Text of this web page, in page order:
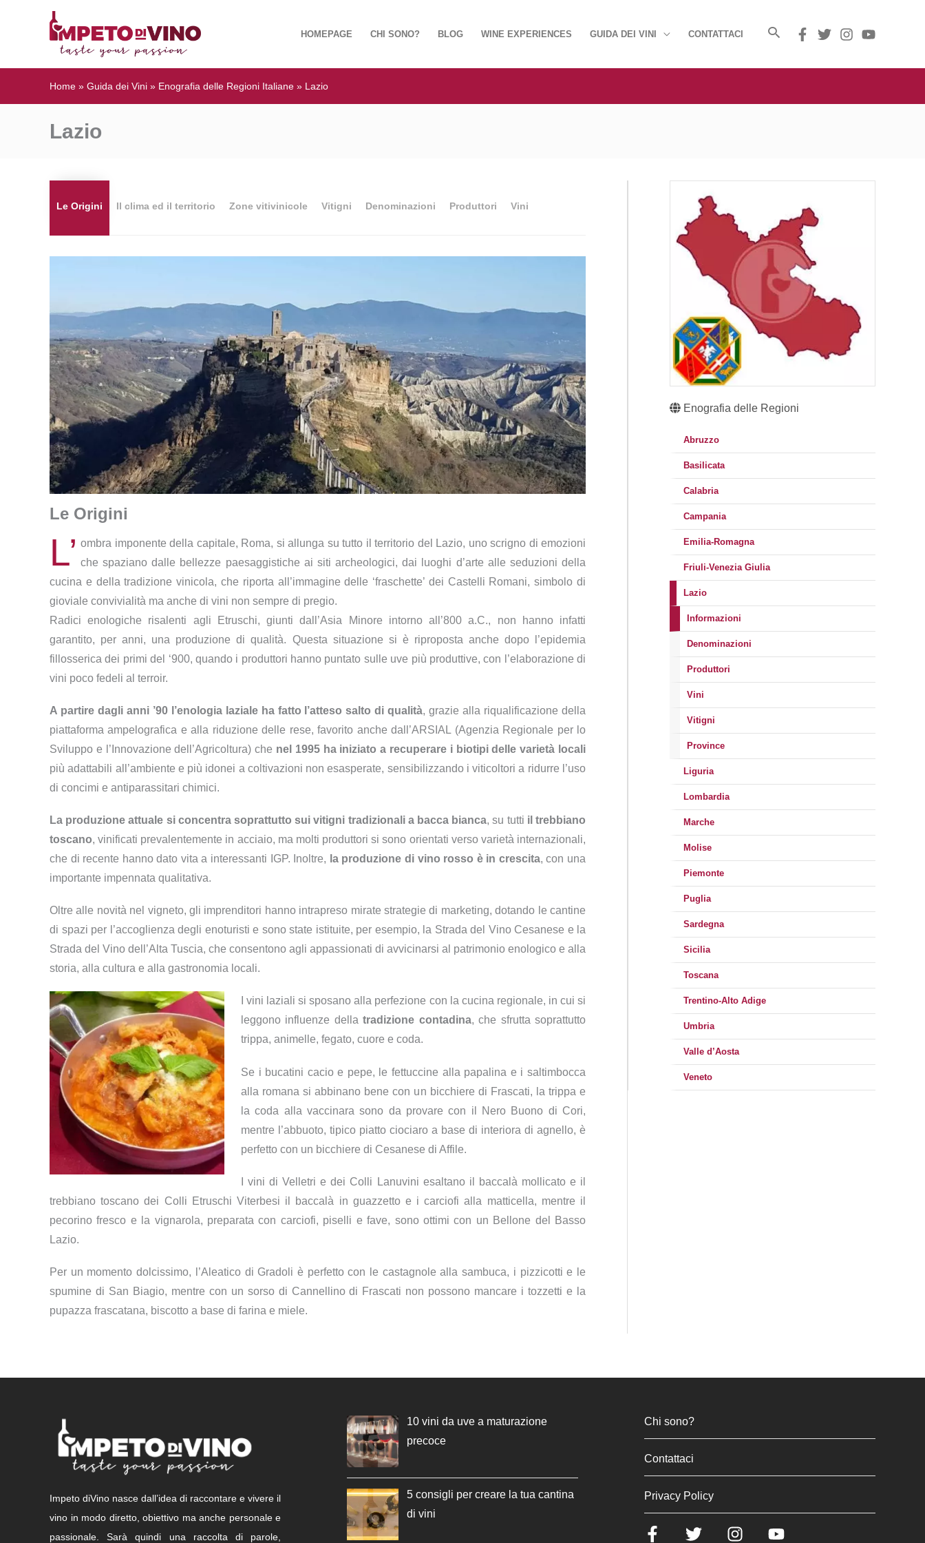
HOMEPAGE CHI SONO? BLOG WINE EXPERIENCES GUIDA DEI VINI CONTATTACI
Home » Guida dei Vini » Enografia delle Regioni Italiane » Lazio
Lazio
Le Origini Il clima ed il territorio Zone vitivinicole Vitigni Denominazioni Produttori Vini
Le Origini
L’ ombra imponente della capitale, Roma, si allunga su tutto il territorio del Lazio, uno scrigno di emozioni
che spaziano dalle bellezze paesaggistiche ai siti archeologici, dai luoghi d’arte alle seduzioni della
cucina e della tradizione vinicola, che riporta all’immagine delle ‘fraschette’ dei Castelli Romani, simbolo di
gioviale convivialità ma anche di vini non sempre di pregio.
Radici enologiche risalenti agli Etruschi, giunti dall’Asia Minore intorno all’800 a.C., non hanno infatti
garantito, per anni, una produzione di qualità. Questa situazione si è riproposta anche dopo l’epidemia
fillosserica dei primi del ‘900, quando i produttori hanno puntato sulle uve più produttive, con l’elaborazione di
vini poco fedeli al terroir.
A partire dagli anni ’90 l’enologia laziale ha fatto l’atteso salto di qualità, grazie alla riqualificazione della
piattaforma ampelografica e alla riduzione delle rese, favorito anche dall’ARSIAL (Agenzia Regionale per lo
Sviluppo e l’Innovazione dell’Agricoltura) che nel 1995 ha iniziato a recuperare i biotipi delle varietà locali
più adattabili all’ambiente e più idonei a coltivazioni non esasperate, sensibilizzando i viticoltori a ridurre l’uso
di concimi e antiparassitari chimici.
La produzione attuale si concentra soprattutto sui vitigni tradizionali a bacca bianca, su tutti il trebbiano
toscano, vinificati prevalentemente in acciaio, ma molti produttori si sono orientati verso varietà internazionali,
che di recente hanno dato vita a interessanti IGP. Inoltre, la produzione di vino rosso è in crescita, con una
importante impennata qualitativa.
Oltre alle novità nel vigneto, gli imprenditori hanno intrapreso mirate strategie di marketing, dotando le cantine
di spazi per l’accoglienza degli enoturisti e sono state istituite, per esempio, la Strada del Vino Cesanese e la
Strada del Vino dell’Alta Tuscia, che consentono agli appassionati di avvicinarsi al patrimonio enologico e alla
storia, alla cultura e alla gastronomia locali.
I vini laziali si sposano alla perfezione con la cucina regionale, in cui si
leggono influenze dellatradizione contadina, che sfrutta soprattutto
trippa, animelle, fegato, cuore e coda.
Se i bucatini cacio e pepe, le fettuccine alla papalina e i saltimbocca
alla romana si abbinano bene con un bicchiere di Frascati, la trippa e
la coda alla vaccinara sono da provare con il Nero Buono di Cori,
mentre l’abbuoto, tipico piatto ciociaro a base di interiora di agnello, è
perfetto con un bicchiere di Cesanese di Affile.
I vini di Velletri e dei Colli Lanuvini esaltano il baccalà mollicato e il
trebbiano toscano dei Colli Etruschi Viterbesi il baccalà in guazzetto e i carciofi alla matticella, mentre il
pecorino fresco e la vignarola, preparata con carciofi, piselli e fave, sono ottimi con un Bellone del Basso
Lazio.
Per un momento dolcissimo, l’Aleatico di Gradoli è perfetto con le castagnole alla sambuca, i pizzicotti e le
spumine di San Biagio, mentre con un sorso di Cannellino di Frascati non possono mancare i tozzetti e la
pupazza frascatana, biscotto a base di farina e miele.
Enografia delle Regioni
Abruzzo
Basilicata
Calabria
Campania
Emilia-Romagna
Friuli-Venezia Giulia
Lazio
Informazioni
Denominazioni
Produttori
Vini
Vitigni
Province
Liguria
Lombardia
Marche
Molise
Piemonte
Puglia
Sardegna
Sicilia
Toscana
Trentino-Alto Adige
Umbria
Valle d’Aosta
Veneto
Impeto diVino nasce dall’idea di raccontare e vivere il
vino in modo diretto, obiettivo ma anche personale e
passionale. Sarà quindi una raccolta di parole,
10 vini da uve a maturazione
precoce
5 consigli per creare la tua cantina
di vini
Chi sono?
Contattaci
Privacy Policy